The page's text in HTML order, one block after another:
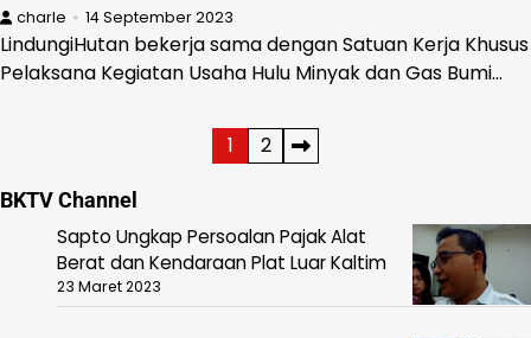
charle 14 September 2023
LindungiHutan bekerja sama dengan Satuan Kerja Khusus
Pelaksana Kegiatan Usaha Hulu Minyak dan Gas Bumi…
pos
1 2
BKTV Channel
Sapto Ungkap Persoalan Pajak Alat
Berat dan Kendaraan Plat Luar Kaltim
23 Maret 2023